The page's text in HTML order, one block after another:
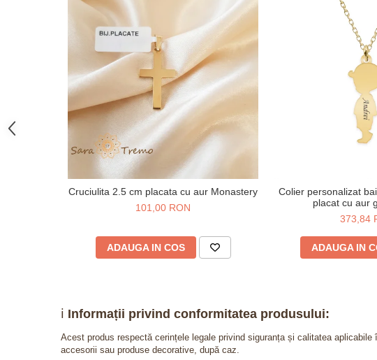
Cruciulita 2.5 cm placata cu aur Monastery
101,00 RON
ADAUGA IN COS
Colier personalizat
placat cu aur
373,84
ADAUGA IN
ℹ️ Informații privind conformitatea produsului:
Acest produs respectă cerințele legale privind siguranța și calitatea
accesorii sau produse decorative, după caz.